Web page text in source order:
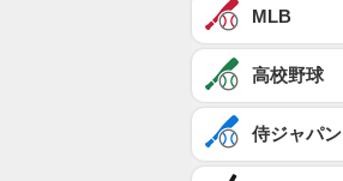
MLB
高校野球
侍ジャパン